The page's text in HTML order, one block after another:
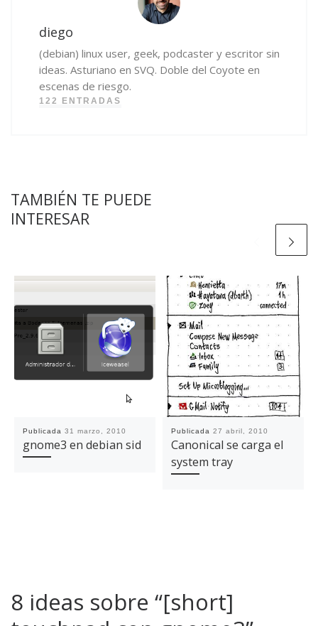
diego
(debian) linux user, geek, podcaster y escritor sin
ideas. Asturiano en SVQ. Doble del Coyote en
escenas de riesgo.
122 ENTRADAS
TAMBIÉN TE PUEDE
INTERESAR
Publicada 31 marzo, 2010
gnome3 en debian sid
Publicada 27 abril, 2010
Canonical se carga el
system tray
8 ideas sobre “[short]